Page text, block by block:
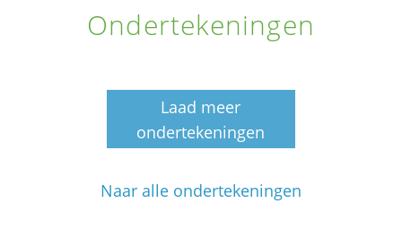
Ondertekeningen
Laad meer
ondertekeningen
Naar alle ondertekeningen